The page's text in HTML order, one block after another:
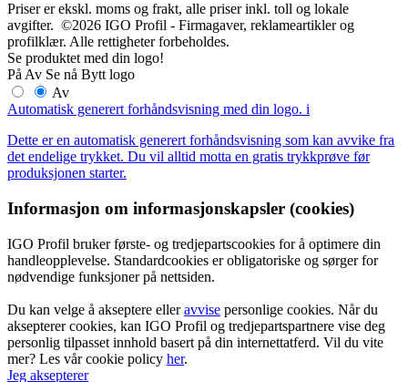
Priser er ekskl. moms og frakt, alle priser inkl. toll og lokale
avgifter. ©2026 IGO Profil - Firmagaver, reklameartikler og
profilklær. Alle rettigheter forbeholdes.
Se produktet med din logo!
På Av Se nå Bytt logo
Av
Automatisk generert forhåndsvisning med din logo. i
Dette er en automatisk generert forhåndsvisning som kan avvike fra
det endelige trykket. Du vil alltid motta en gratis trykkprøve før
produksjonen starter.
Informasjon om informasjonskapsler (cookies)
IGO Profil bruker første- og tredjepartscookies for å optimere din
handleopplevelse. Standardcookies er obligatoriske og sørger for
nødvendige funksjoner på nettsiden.
Du kan velge å akseptere elleravvise personlige cookies. Når du
aksepterer cookies, kan IGO Profil og tredjepartspartnere vise deg
personlig tilpasset innhold basert på din internettatferd. Vil du vite
mer? Les vår cookie policy her.
Jeg aksepterer